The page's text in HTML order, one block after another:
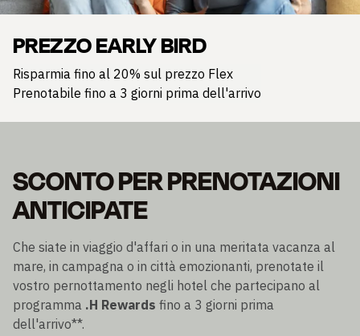
PREZZO EARLY BIRD
Risparmia fino al 20% sul prezzo Flex
Prenotabile fino a 3 giorni prima dell'arrivo
SCONTO PER PRENOTAZIONI
ANTICIPATE
Che siate in viaggio d'affari o in una meritata vacanza al
mare, in campagna o in città emozionanti, prenotate il
vostro pernottamento negli hotel che partecipano al
programma .H Rewards fino a 3 giorni prima
dell'arrivo**.